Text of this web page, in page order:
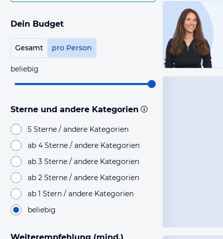
Dein Budget
Gesamt pro Person
beliebig
Sterne und andere Kategorien
5 Sterne / andere Kategorien
ab 4 Sterne / andere Kategorien
ab 3 Sterne / andere Kategorien
ab 2 Sterne / andere Kategorien
ab 1 Stern / andere Kategorien
beliebig